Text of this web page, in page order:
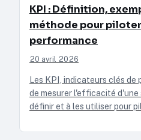
KPI : Définition,
méthode pour
performance
20 avril 2026
Les KPI, indicateurs clés
de mesurer l'efficacité
définir et à les utiliser pour